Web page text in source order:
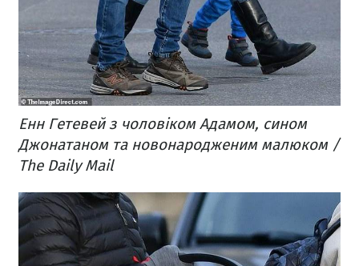
Енн Гетевей з чоловіком Адамом, сином
Джонатаном та новонародженим малюком /
The Daily Mail